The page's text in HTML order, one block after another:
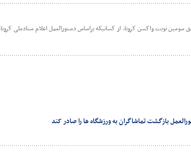
نوبت واکسن کرونا، از کسانیکه براساس دستورالعمل اعلام ستادملی کرونا،
بازگشت تماشاگران به ورزشگاه ها را صادر کند